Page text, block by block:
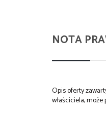
NOTA
Opis oferty
właściciela,